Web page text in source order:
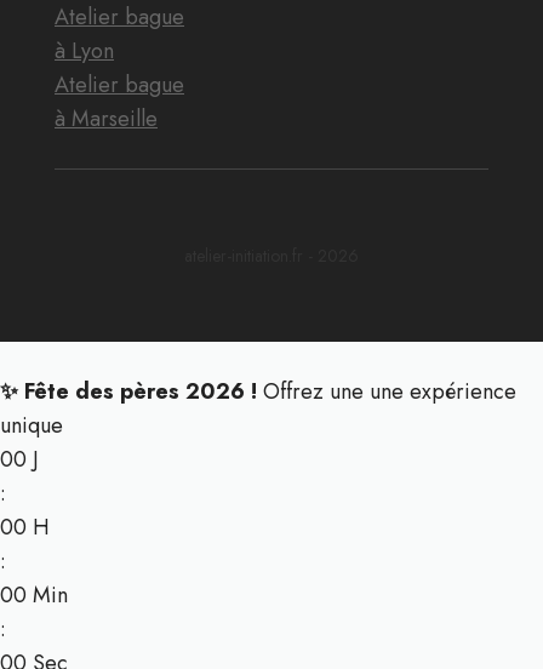
Atelier bague
à Lyon
Atelier bague
à Marseille
✨ Fête des pères 2026 ! Offrez une une expérience
unique
00 J
:
00 H
:
00 Min
: